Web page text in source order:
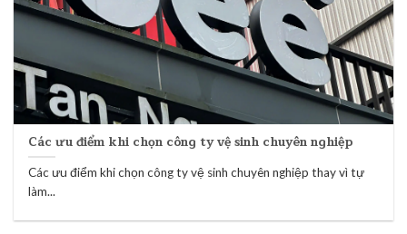
Các ưu điểm khi chọn công ty vệ sinh chuyên nghiệp
Các ưu điểm khi chọn công ty vệ sinh chuyên nghiệp thay vì tự
làm...